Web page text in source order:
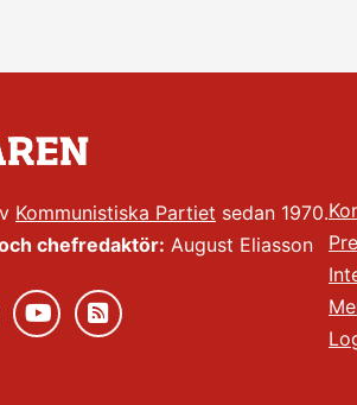
Kommunistiska Partiet sedan 1970.
chefredaktör: August Eliasson